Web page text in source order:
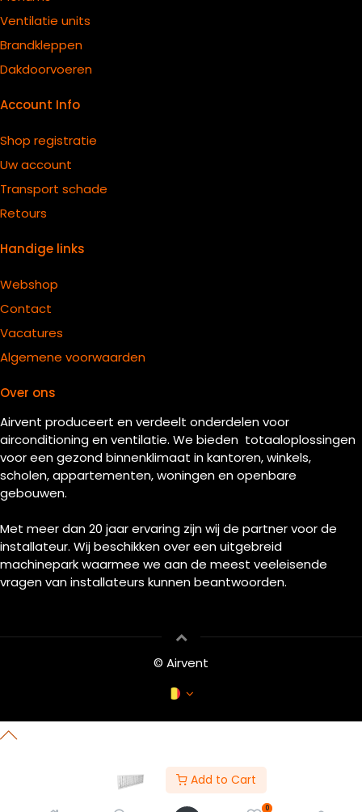
Add to Cart
0
Ventilatie units
Brandkleppen
Dakdoorvoeren
Account Info
Shop registratie
Uw account
Transport schade
Retours
Handige links
Webshop
Contact
Vacatures
Algemene voorwaarden
Over ons
Airvent produceert en verdeelt onderdelen voor
airconditioning en ventilatie. We bieden totaaloplossingen
voor een gezond binnenklimaat in kantoren, winkels,
scholen, appartementen, woningen en openbare
gebouwen.
Met meer dan 20 jaar ervaring zijn wij de partner voor de
installateur. Wij beschikken over een uitgebreid
machinepark waarmee we aan de meest veeleisende
vragen van installateurs kunnen beantwoorden.
© Airvent